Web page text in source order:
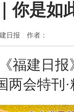
你是如
日报 作者：
福建日
两会特